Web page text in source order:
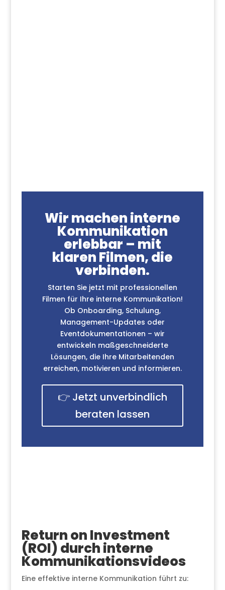
Wir machen interne
Kommunikation
erlebbar – mit
klaren Filmen, die
verbinden.
Starten Sie jetzt mit professionellen
Filmen für Ihre interne Kommunikation!
Ob Onboarding, Schulung,
Management-Updates oder
Eventdokumentationen – wir
entwickeln maßgeschneiderte
Lösungen, die Ihre Mitarbeitenden
erreichen, motivieren und informieren.
👉 Jetzt unverbindlich
beraten lassen
Return on Investment
(ROI) durch interne
Kommunikationsvideos
Eine effektive interne Kommunikation führt zu: